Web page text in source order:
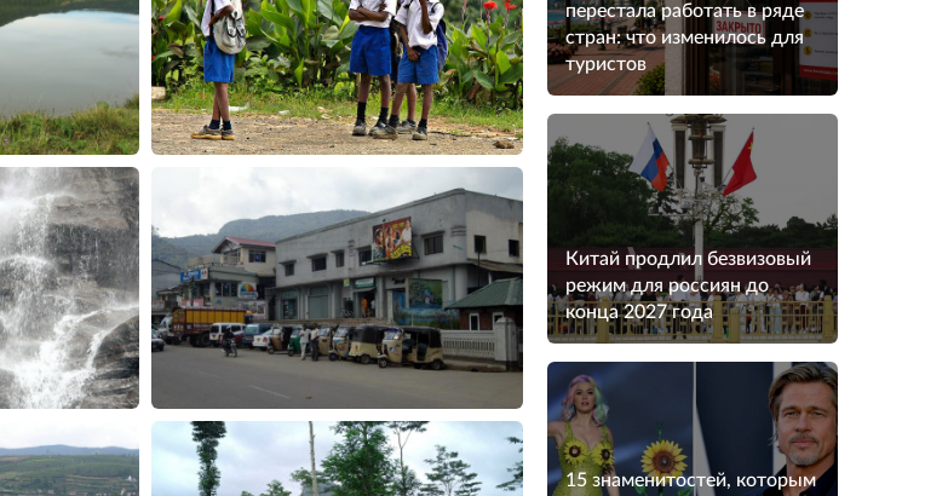
перестала работать в ряде
стран: что изменилось для
туристов
Китай продлил безвизовый
режим для россиян до
конца 2027 года
15 знаменитостей, которым